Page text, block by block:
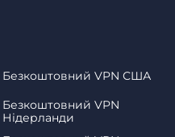
Безкоштовний VPN США
Безкоштовний VPN
Нідерланди